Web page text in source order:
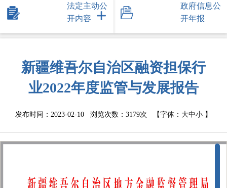
法定主动公
开内容
政府信息公
开年报
新疆维吾尔自治区融资担保行
业2022年度监管与发展报告
发布时间：2023-02-10 浏览次数： 3179次 【字体： 大中小 】